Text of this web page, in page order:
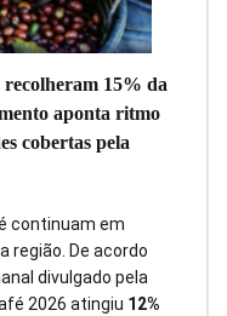
15% da
aponta ritmo
cobertas pela
continuam em
região. De acordo
divulgado pela
2026 atingiu 12%